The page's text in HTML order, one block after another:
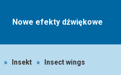
Nowe efekty dźwiękowe
» Insekt » Insect wings